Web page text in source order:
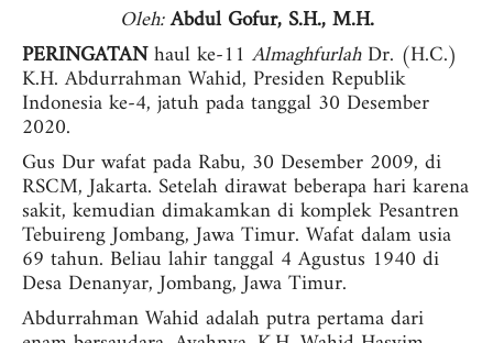
Oleh:Abdul Gofur, S.H., M.H.
PERINGATANhaul ke-11 AlmaghfurlahDr. (H.C.)
K.H. Abdurrahman Wahid, Presiden Republik
Indonesia ke-4, jatuh pada tanggal 30 Desember
2020.
Gus Dur wafat pada Rabu, 30 Desember 2009, di
RSCM, Jakarta. Setelah dirawat beberapa hari karena
sakit, kemudian dimakamkan di komplek Pesantren
Tebuireng Jombang, Jawa Timur. Wafat dalam usia
69 tahun. Beliau lahir tanggal 4 Agustus 1940 di
Desa Denanyar, Jombang, Jawa Timur.
Abdurrahman Wahid adalah putra pertama dari